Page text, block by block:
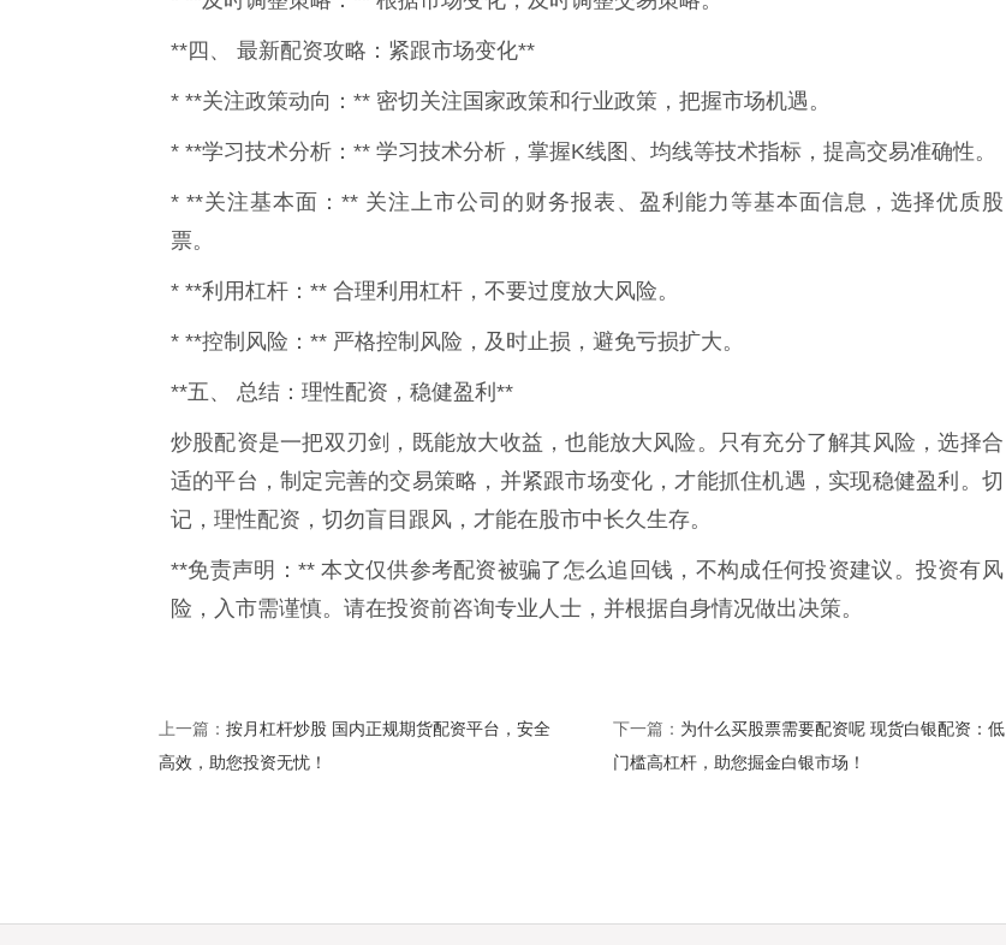
**四、 最新配资攻略：紧跟市场变化**
* **关注政策动向：** 密切关注国家政策和行业政策，把握市场机遇。
* **学习技术分析：** 学习技术分析，掌握K线图、均线等技术指标，提高交易准确性。
* **关注基本面：** 关注上市公司的财务报表、盈利能力等基本面信息，选择优质股
票。
* **利用杠杆：** 合理利用杠杆，不要过度放大风险。
* **控制风险：** 严格控制风险，及时止损，避免亏损扩大。
**五、 总结：理性配资，稳健盈利**
炒股配资是一把双刃剑，既能放大收益，也能放大风险。只有充分了解其风险，选择合
适的平台，制定完善的交易策略，并紧跟市场变化，才能抓住机遇，实现稳健盈利。切
记，理性配资，切勿盲目跟风，才能在股市中长久生存。
**免责声明：** 本文仅供参考配资被骗了怎么追回钱，不构成任何投资建议。投资有风
险，入市需谨慎。请在投资前咨询专业人士，并根据自身情况做出决策。
上一篇： 按月杠杆炒股 国内正规期货配资平台，安全
高效，助您投资无忧！
下一篇： 为什么买股票需要配资呢 现货白银配资：低
门槛高杠杆，助您掘金白银市场！